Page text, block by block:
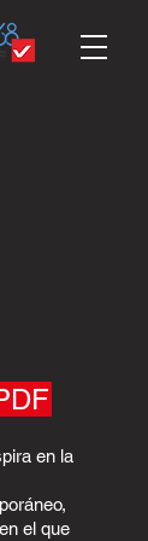
en la
el que